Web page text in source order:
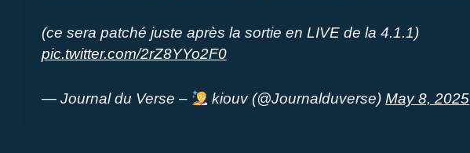
(ce sera patché juste après la sortie en LIVE de la 4.1.1)
pic.twitter.com/2rZ8YYo2F0
— Journal du Verse – kiouv (@Journalduverse)May 8, 2025